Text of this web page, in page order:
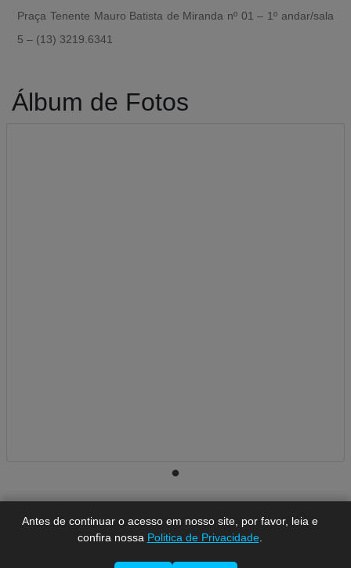
Antes de continuar o acesso em nosso site, por favor, leia e
confira nossa Politica de Privacidade.
Praça Tenente Mauro Batista de Miranda nº 01 – 1º andar/sala
5 – (13) 3219.6341
Álbum de Fotos